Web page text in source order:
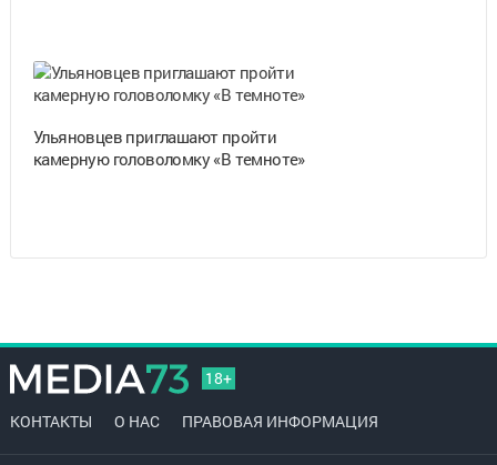
Ульяновцев приглашают пройти
камерную головоломку «В темноте»
18+
КОНТАКТЫ О НАС ПРАВОВАЯ ИНФОРМАЦИЯ